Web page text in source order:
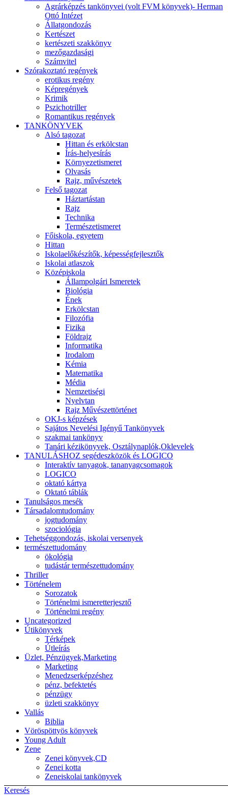
Keresés
Agrárképzés tankönyvei (volt FVM könyvek)- Herman
Ottó Intézet
Állatgondozás
Kertészet
kertészeti szakkönyv
mezőgazdasági
Számvitel
Szórakoztató regények
erotikus regény
Képregények
Krimik
Pszichotriller
Romantikus regények
TANKÖNYVEK
Alsó tagozat
Hittan és erkölcstan
Írás-helyesírás
Környezetismeret
Olvasás
Rajz, művészetek
Felső tagozat
Háztartástan
Rajz
Technika
Természetismeret
Főiskola, egyetem
Hittan
Iskolaelőkészítők, képességfejlesztők
Iskolai atlaszok
Középiskola
Állampolgári Ismeretek
Biológia
Ének
Erkölcstan
Filozófia
Fizika
Földrajz
Informatika
Irodalom
Kémia
Matematika
Média
Nemzetiségi
Nyelvtan
Rajz Művészettörténet
OKJ-s képzések
Sajátos Nevelési Igényű Tankönyvek
szakmai tankönyv
Tanári kézikönyvek, Osztálynaplók,Oklevelek
TANULÁSHOZ segédeszközök és LOGICO
Interaktív tanyagok, tananyagcsomagok
LOGICO
oktató kártya
Oktató táblák
Tanulságos mesék
Társadalomtudomány
jogtudomány
szociológia
Tehetséggondozás, iskolai versenyek
természettudomány
ökológia
tudástár természettudomány
Thriller
Történelem
Sorozatok
Történelmi ismeretterjesztő
Történelmi regény
Uncategorized
Útikönyvek
Térképek
Útleírás
Üzlet, Pénzügyek,Marketing
Marketing
Menedzserképzéshez
pénz, befektetés
pénzügy
üzleti szakkönyv
Vallás
Biblia
Vöröspöttyös könyvek
Young Adult
Zene
Zenei könyvek,CD
Zenei kotta
Zeneiskolai tankönyvek